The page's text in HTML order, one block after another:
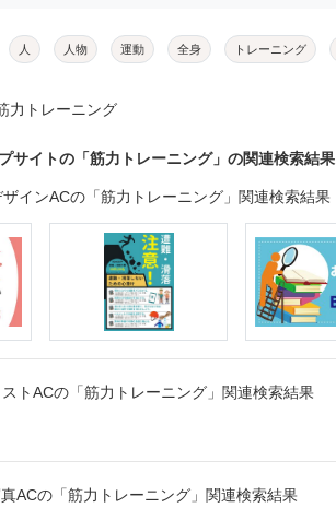
人 人物 運動 全身 トレーニング
力トレーニング
サイトの「筋力トレーニング」の関連検索結果
ザインACの「筋力トレーニング」関連検索結果
トACの「筋力トレーニング」関連検索結果
ACの「筋力トレーニング」関連検索結果